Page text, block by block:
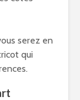
serez en
qui